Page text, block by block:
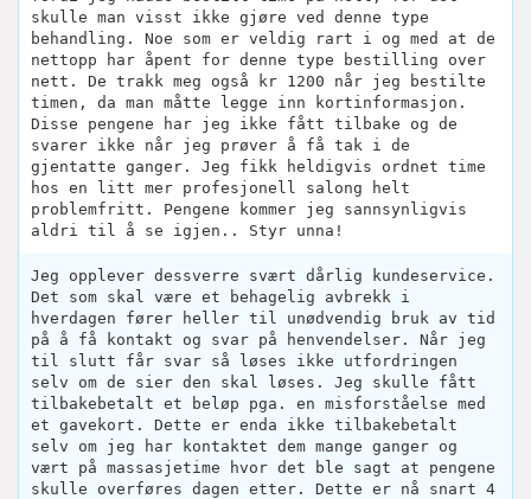
skulle man visst ikke gjøre ved denne type
behandling. Noe som er veldig rart i og med at de
nettopp har åpent for denne type bestilling over
nett. De trakk meg også kr 1200 når jeg bestilte
timen, da man måtte legge inn kortinformasjon.
Disse pengene har jeg ikke fått tilbake og de
svarer ikke når jeg prøver å få tak i de
gjentatte ganger. Jeg fikk heldigvis ordnet time
hos en litt mer profesjonell salong helt
problemfritt. Pengene kommer jeg sannsynligvis
aldri til å se igjen.. Styr unna!
Jeg opplever dessverre svært dårlig kundeservice.
Det som skal være et behagelig avbrekk i
hverdagen fører heller til unødvendig bruk av tid
på å få kontakt og svar på henvendelser. Når jeg
til slutt får svar så løses ikke utfordringen
selv om de sier den skal løses. Jeg skulle fått
tilbakebetalt et beløp pga. en misforståelse med
et gavekort. Dette er enda ikke tilbakebetalt
selv om jeg har kontaktet dem mange ganger og
vært på massasjetime hvor det ble sagt at pengene
skulle overføres dagen etter. Dette er nå snart 4